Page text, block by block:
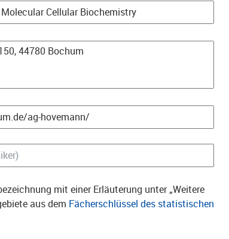
mit einer Erläuterung unter „Weitere
aus dem Fächerschlüssel des statistischen